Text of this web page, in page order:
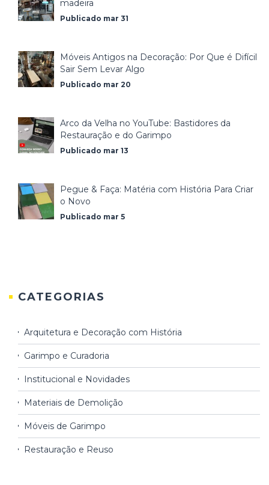
madeira
Publicado mar 31
Móveis Antigos na Decoração: Por Que é Difícil
Sair Sem Levar Algo
Publicado mar 20
Arco da Velha no YouTube: Bastidores da
Restauração e do Garimpo
Publicado mar 13
Pegue & Faça: Matéria com História Para Criar
o Novo
Publicado mar 5
CATEGORIAS
Arquitetura e Decoração com História
Garimpo e Curadoria
Institucional e Novidades
Materiais de Demolição
Móveis de Garimpo
Restauração e Reuso